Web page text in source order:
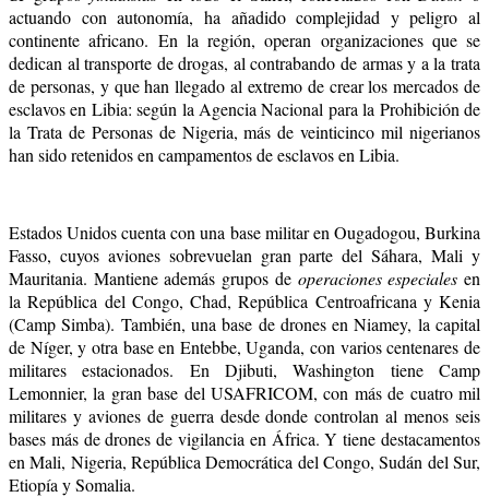
actuando con autonomía, ha añadido complejidad y peligro al
continente africano. En la región, operan organizaciones que se
dedican al transporte de drogas, al contrabando de armas y a la trata
de personas, y que han llegado al extremo de crear los mercados de
esclavos en Libia: según la Agencia Nacional para la Prohibición de
la Trata de Personas de Nigeria, más de veinticinco mil nigerianos
han sido retenidos en campamentos de esclavos en Libia.
Estados Unidos cuenta con una base militar en Ougadogou, Burkina
Fasso, cuyos aviones sobrevuelan gran parte del Sáhara, Mali y
Mauritania. Mantiene además grupos de operaciones especiales en
la República del Congo, Chad, República Centroafricana y Kenia
(Camp Simba). También, una base de drones en Niamey, la capital
de Níger, y otra base en Entebbe, Uganda, con varios centenares de
militares estacionados. En Djibuti, Washington tiene Camp
Lemonnier, la gran base del USAFRICOM, con más de cuatro mil
militares y aviones de guerra desde donde controlan al menos seis
bases más de drones de vigilancia en África. Y tiene destacamentos
en Mali, Nigeria, República Democrática del Congo, Sudán del Sur,
Etiopía y Somalia.